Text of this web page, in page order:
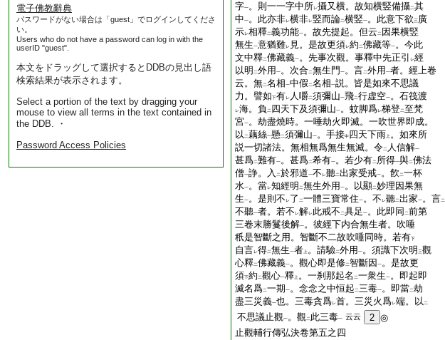
電子佛教辭典
パスワードがない場合は「guest」でログインしてくださ
い。
Users who do not have a password can log in with the
userID "guest".
本文をドラッグして選択するとDDBの見出し語
検索結果が表示されます。
Select a portion of the text by dragging your
mouse to view all terms in the text contained in
the DDB. ・
Password Access Policies
字一。則一一字中所レ攝又横。故知横竪備攝二其
中一。此亦非レ横非レ竪而論二横竪一。此意下欲三廣
示レ相釋二義功能一。故先提起。但云 二 因果横竪
無生一意猶難レ 見。是故更須レ約 二佛藏等一。今此
文中釋二佛藏義一。先事次觀。事釋中先正引 レ經
以明 二外用 一。次合二無生門 一。言二外用 一者。經上卷
云。無二名相一中假 二名相一説。皆是如來不思議
力。譬如下有レ 人嚼二須彌山一飛二行虚空一。石筏渡
レ海。負 二 四天下及須彌山一。蚊脚爲レ梯登二至梵
宮一。劫盡燒時。一唾劫火即滅。一吹世界即成。
以 二藕絲一懸二須彌山一。手接中四天下雨 上 。如來所
説一切諸法。無相無爲無生無滅。令二 人信解一
甚爲二難有一。甚爲二希有一。若少有二 所得一與二佛法
僧一諍。入 二於邪道一不 レ聽二出家受戒一。飮 二一杯
水一。當レ知經明 二無生外用 一。以顯二妙理因果無
生一。是則不 レ了 二一體三寶常住一。不 レ聽二出家一。言二
不聽一者。若不 レ解レ此戒不 二具足 一。此即同 二前第
三卷末勝鬘後解一。彼經下内合無生者。吹唾
秖是智斷之用。智斷不二故吹唾同時。若有下
自言レ得二無生一者 上 。請驗二外用 一。須識下次明 三觀
心釋二佛藏義一。觀心即是修二智斷因 一。是故更
須下約 二觀心一釋 上 。一刹那起名 二一衆生一。即起即
滅名爲二一期一。念念之中恒起 二三毒一。即當二劫
盡三災義一也。三毒貪爲レ首。三災火爲レ端。以 二
不思議止觀一。觀二 此三毒一 云云 2 ◎
止觀輔行傳弘決卷第五之四